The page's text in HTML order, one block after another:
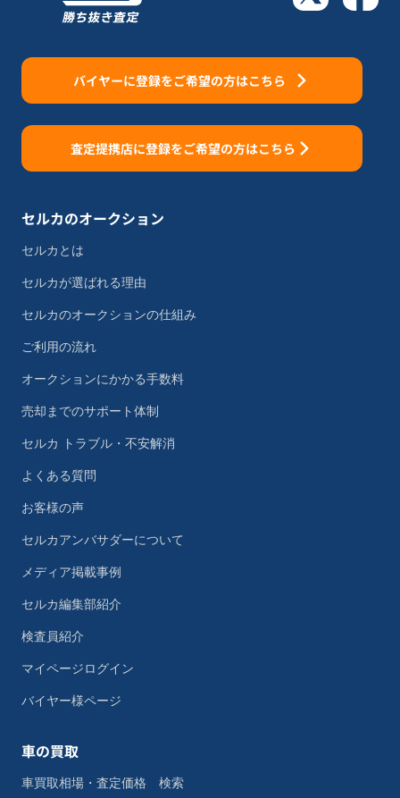
バイヤーに登録をご希望の方はこちら
査定提携店に登録をご希望の方はこちら
セルカのオークション
セルカとは
セルカが選ばれる理由
セルカのオークションの仕組み
ご利用の流れ
オークションにかかる手数料
売却までのサポート体制
セルカ トラブル・不安解消
よくある質問
お客様の声
セルカアンバサダーについて
メディア掲載事例
セルカ編集部紹介
検査員紹介
マイページログイン
バイヤー様ページ
車の買取
車買取相場・査定価格 検索